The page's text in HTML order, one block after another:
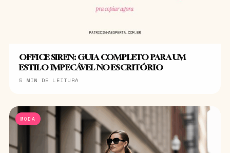
OFFICE SIREN: GUIA COMPLETO PARA UM
ESTILO IMPECÁVEL NO ESCRITÓRIO
5 MIN DE LEITURA
MODA